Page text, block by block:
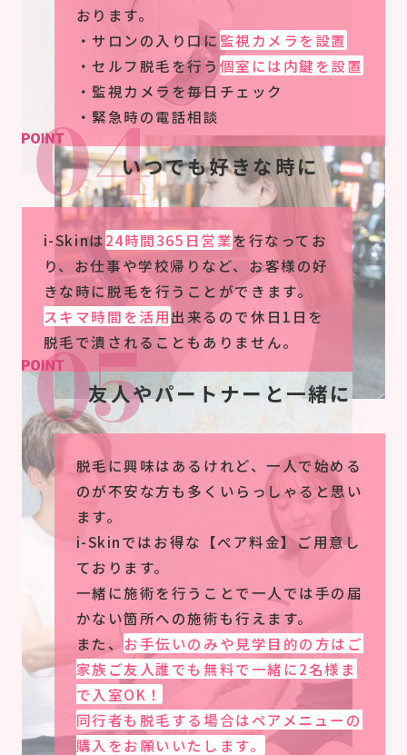
おります。
サロンの入り口に 監視カメラを設置
セルフ脱毛を行う個室には内鍵を設置
監視カメラを毎日チェック
緊急時の電話相談
いつでも好きな時に
i-Skinは24時間365日営業を行なってお
り、お仕事や学校帰りなど、お客様の好
きな時に脱毛を行うことができます。
スキマ時間を活用出来るので休日1日を
脱毛で潰されることもありません。
友人やパートナーと一緒に
脱毛に興味はあるけれど、一人で始める
のが不安な方も多くいらっしゃると思い
ます。
i-Skinではお得な【ペア料金】ご用意し
ております。
一緒に施術を行うことで一人では手の届
かない箇所への施術も行えます。
また、お手伝いのみや見学目的の方はご
家族ご友人誰でも無料で一緒に2名様ま
で入室OK！
同行者も脱毛する場合はペアメニューの
購入をお願いいたします。